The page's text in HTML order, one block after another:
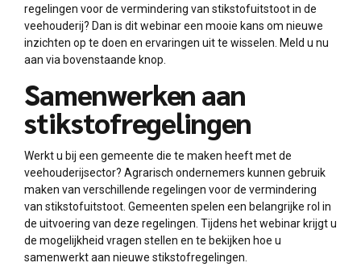
regelingen voor de vermindering van stikstofuitstoot in de
veehouderij? Dan is dit webinar een mooie kans om nieuwe
inzichten op te doen en ervaringen uit te wisselen. Meld u nu
aan via bovenstaande knop.
Samenwerken aan
stikstofregelingen
Werkt u bij een gemeente die te maken heeft met de
veehouderijsector? Agrarisch ondernemers kunnen gebruik
maken van verschillende regelingen voor de vermindering
van stikstofuitstoot. Gemeenten spelen een belangrijke rol in
de uitvoering van deze regelingen. Tijdens het webinar krijgt u
de mogelijkheid vragen stellen en te bekijken hoe u
samenwerkt aan nieuwe stikstofregelingen.